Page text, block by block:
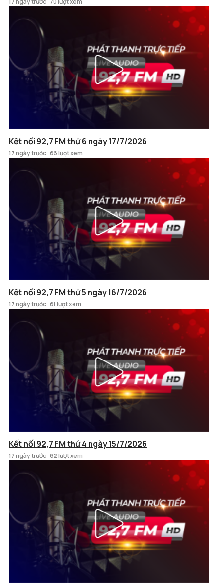
17 ngày trước 70 lượt xem
Kết nối 92,7 FM thứ 6 ngày 17/7/2026
17 ngày trước 66 lượt xem
Kết nối 92,7 FM thứ 5 ngày 16/7/2026
17 ngày trước 61 lượt xem
Kết nối 92,7 FM thứ 4 ngày 15/7/2026
17 ngày trước 62 lượt xem